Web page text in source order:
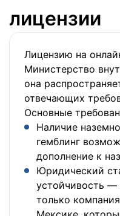
лицензии
Лицензию на
Министерство
она
отвечающих
Основные
Наличие
гемблинг
дополнение к
Юридический
устойчивость —
только